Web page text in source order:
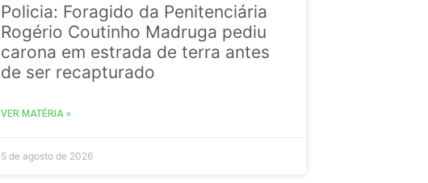
Policia: Foragido da Penitenciária
Rogério Coutinho Madruga pediu
carona em estrada de terra antes
de ser recapturado
VER MATÉRIA »
5 de agosto de 2026